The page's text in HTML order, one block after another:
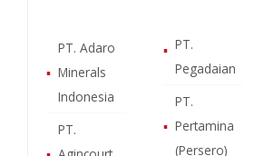
▪
PT. Adaro
Minerals
Indonesia
PT.
▪ PT.
Pegadaian
▪
PT.
Pertamina
(Persero)